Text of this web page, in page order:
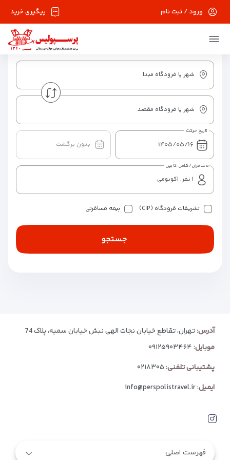
پیگیری خرید ورود / ثبت نام
چند مسیره
شهر یا فرودگاه مبدا
شهر یا فرودگاه مقصد
تاریخ حرکت
بدون برگشت
مسافران/کلاس کابین
تشریفات فرودگاه (CIP) بیمه مسافرتی
جستجو
آدرس: تهران، تقاطع خیابان نجات الهی نبش خیابان سمیه، پلاک 74
موبایل:۰۹۱۲۵۹۰۳۴۶۴
پشتیبانی تلفنی:۰۲۱۸۳۰۵
ایمیل:
info@perspolistravel.ir
فهرست اصلی